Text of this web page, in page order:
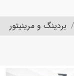
بردینگ و مرینیتور